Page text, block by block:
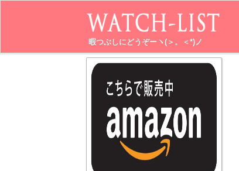
暇つぶしにどうぞーヽ(＞。＜*)ノ